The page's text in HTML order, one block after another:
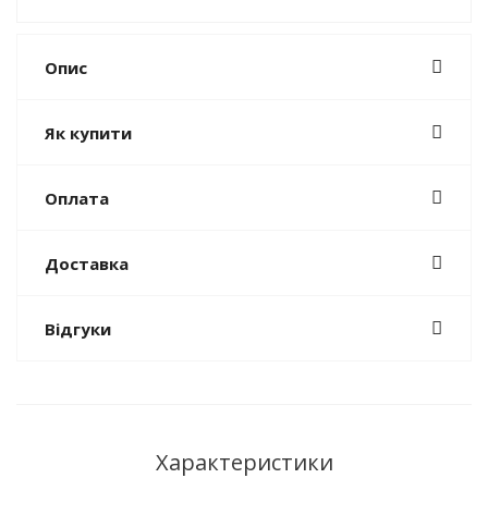
Опис
Як купити
Оплата
Доставка
Відгуки
Характеристики